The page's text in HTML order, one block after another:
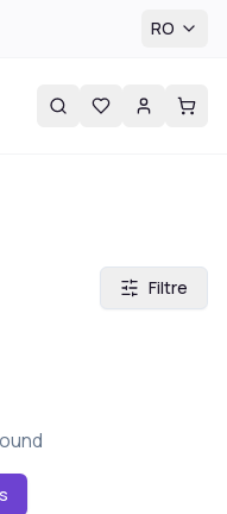
RO
Filtre